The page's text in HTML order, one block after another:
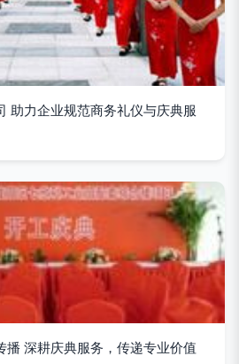
助力企业规范商务礼仪与庆典服
播 深耕庆典服务，传递专业价值